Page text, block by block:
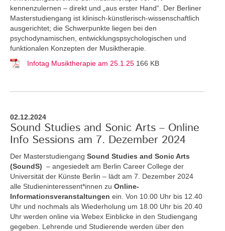
kennenzulernen – direkt und „aus erster Hand“. Der Berliner
Masterstudiengang ist klinisch-künstlerisch-wissenschaftlich
ausgerichtet; die Schwerpunkte liegen bei den
psychodynamischen, entwicklungspsychologischen und
funktionalen Konzepten der Musiktherapie.
Infotag Musiktherapie am 25.1.25 166 KB
02.12.2024
Sound Studies and Sonic Arts – Online
Info Sessions am 7. Dezember 2024
Der Masterstudiengang Sound Studies and Sonic Arts
(SoundS) – angesiedelt am Berlin Career College der
Universität der Künste Berlin – lädt am 7. Dezember 2024
alle Studieninteressent*innen zu Online-
Informationsveranstaltungen ein. Von 10.00 Uhr bis 12.40
Uhr und nochmals als Wiederholung um 18.00 Uhr bis 20.40
Uhr werden online via Webex Einblicke in den Studiengang
gegeben. Lehrende und Studierende werden über den